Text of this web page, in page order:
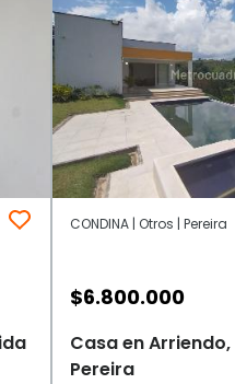
CONDINA | Otros | Pereira
$6.800.000
Casa en Arriendo,
Pereira